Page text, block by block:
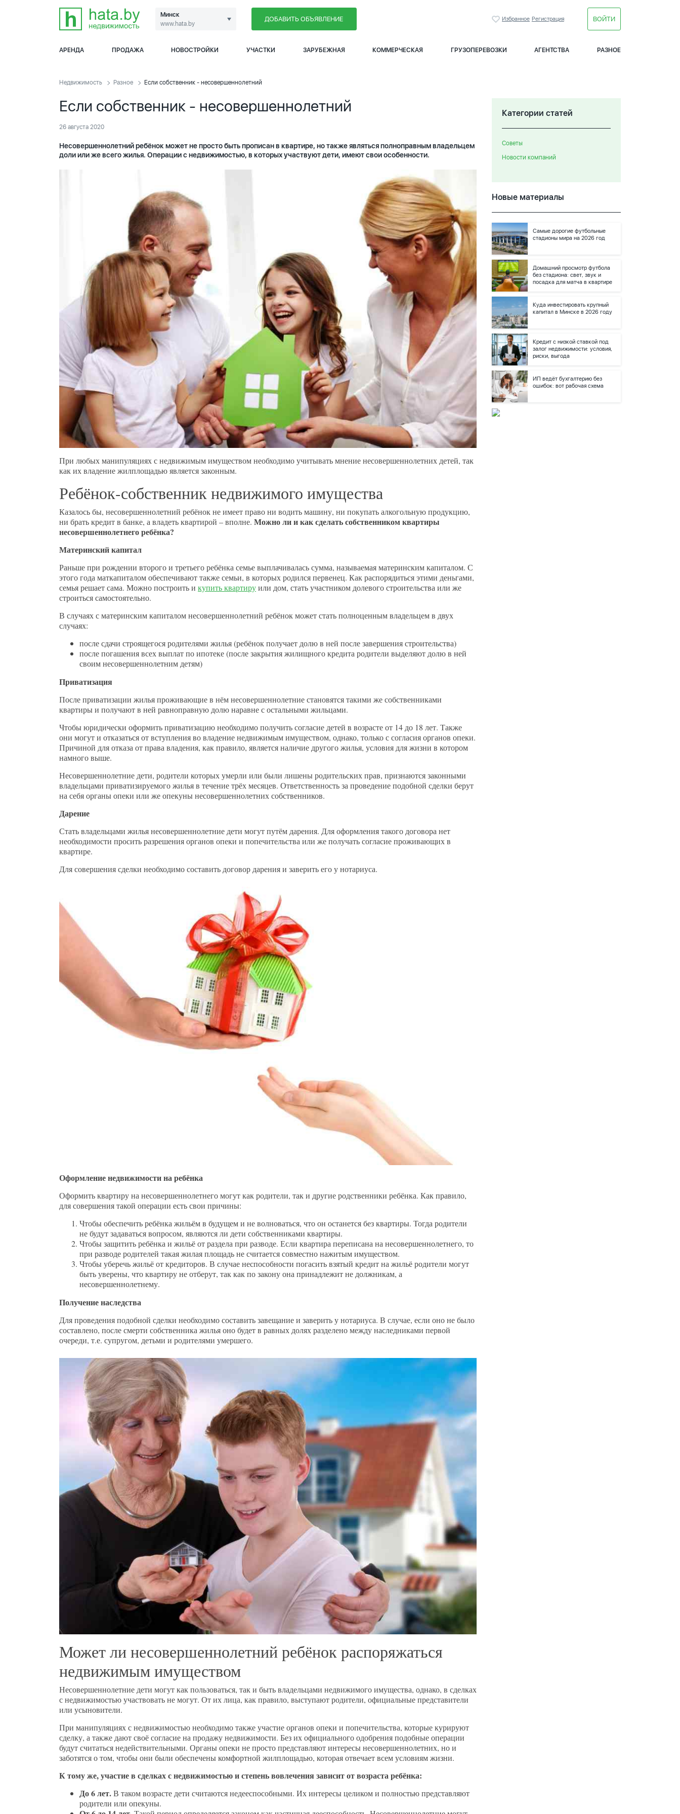
Минск
www.hata.by
ДОБАВИТЬ ОБЪЯВЛЕНИЕ Избранное Регистрация ВОЙТИ
АРЕНДА ПРОДАЖА НОВОСТРОЙКИ УЧАСТКИ ЗАРУБЕЖНАЯ КОММЕРЧЕСКАЯ ГРУЗОПЕРЕВОЗКИ АГЕНТСТВА РАЗНОЕ
Недвижимость Разное Если собственник - несовершеннолетний
Если собственник - несовершеннолетний
26 августа 2020
Несовершеннолетний ребёнок может не просто быть прописан в квартире, но также являться полноправным владельцем
доли или же всего жилья. Операции с недвижимостью, в которых участвуют дети, имеют свои особенности.
При любых манипуляциях с недвижимым имуществом необходимо учитывать мнение несовершеннолетних детей, так
как их владение жилплощадью является законным.
Ребёнок-собственник недвижимого имущества
Казалось бы, несовершеннолетний ребёнок не имеет право ни водить машину, ни покупать алкогольную продукцию,
ни брать кредит в банке, а владеть квартирой – вполне. Можно ли и как сделать собственником квартиры
несовершеннолетнего ребёнка?
Материнский капитал
Раньше при рождении второго и третьего ребёнка семье выплачивалась сумма, называемая материнским капиталом. С
этого года маткапиталом обеспечивают также семьи, в которых родился первенец. Как распорядиться этими деньгами,
семья решает сама. Можно построить и купить квартируили дом, стать участником долевого строительства или же
строиться самостоятельно.
В случаях с материнским капиталом несовершеннолетний ребёнок может стать полноценным владельцем в двух
случаях:
после сдачи строящегося родителями жилья (ребёнок получает долю в ней после завершения строительства)
после погашения всех выплат по ипотеке (после закрытия жилищного кредита родители выделяют долю в ней
своим несовершеннолетним детям)
Приватизация
После приватизации жилья проживающие в нём несовершеннолетние становятся такими же собственниками
квартиры и получают в ней равноправную долю наравне с остальными жильцами.
Чтобы юридически оформить приватизацию необходимо получить согласие детей в возрасте от 14 до 18 лет. Также
они могут и отказаться от вступления во владение недвижимым имуществом, однако, только с согласия органов опеки.
Причиной для отказа от права владения, как правило, является наличие другого жилья, условия для жизни в котором
намного выше.
Несовершеннолетние дети, родители которых умерли или были лишены родительских прав, признаются законными
владельцами приватизируемого жилья в течение трёх месяцев. Ответственность за проведение подобной сделки берут
на себя органы опеки или же опекуны несовершеннолетних собственников.
Дарение
Стать владельцами жилья несовершеннолетние дети могут путём дарения. Для оформления такого договора нет
необходимости просить разрешения органов опеки и попечительства или же получать согласие проживающих в
квартире.
Для совершения сделки необходимо составить договор дарения и заверить его у нотариуса.
Оформление недвижимости на ребёнка
Оформить квартиру на несовершеннолетнего могут как родители, так и другие родственники ребёнка. Как правило,
для совершения такой операции есть свои причины:
Чтобы обеспечить ребёнка жильём в будущем и не волноваться, что он останется без квартиры. Тогда родители
не будут задаваться вопросом, являются ли дети собственниками квартиры.
Чтобы защитить ребёнка и жильё от раздела при разводе. Если квартира переписана на несовершеннолетнего, то
при разводе родителей такая жилая площадь не считается совместно нажитым имуществом.
Чтобы уберечь жильё от кредиторов. В случае неспособности погасить взятый кредит на жильё родители могут
быть уверены, что квартиру не отберут, так как по закону она принадлежит не должникам, а
несовершеннолетнему.
Получение наследства
Для проведения подобной сделки необходимо составить завещание и заверить у нотариуса. В случае, если оно не было
составлено, после смерти собственника жилья оно будет в равных долях разделено между наследниками первой
очереди, т.е. супругом, детьми и родителями умершего.
Может ли несовершеннолетний ребёнок распоряжаться
недвижимым имуществом
Несовершеннолетние дети могут как пользоваться, так и быть владельцами недвижимого имущества, однако, в сделках
с недвижимостью участвовать не могут. От их лица, как правило, выступают родители, официальные представители
или усыновители.
При манипуляциях с недвижимостью необходимо также участие органов опеки и попечительства, которые курируют
сделку, а также дают своё согласие на продажу недвижимости. Без их официального одобрения подобные операции
будут считаться недействительными. Органы опеки не просто представляют интересы несовершеннолетних, но и
заботятся о том, чтобы они были обеспечены комфортной жилплощадью, которая отвечает всем условиям жизни.
К тому же, участие в сделках с недвижимостью и степень вовлечения зависит от возраста ребёнка:
До 6 лет.В таком возрасте дети считаются недееспособными. Их интересы целиком и полностью представляют
родители или опекуны.
Категории статей
Советы
Новости компаний
Новые материалы
Самые дорогие футбольные
стадионы мира на 2026 год
Домашний просмотр футбола
без стадиона: свет, звук и
посадка для матча в квартире
Куда инвестировать крупный
капитал в Минске в 2026 году
Кредит с низкой ставкой под
залог недвижимости: условия,
риски, выгода
ИП ведёт бухгалтерию без
ошибок: вот рабочая схема